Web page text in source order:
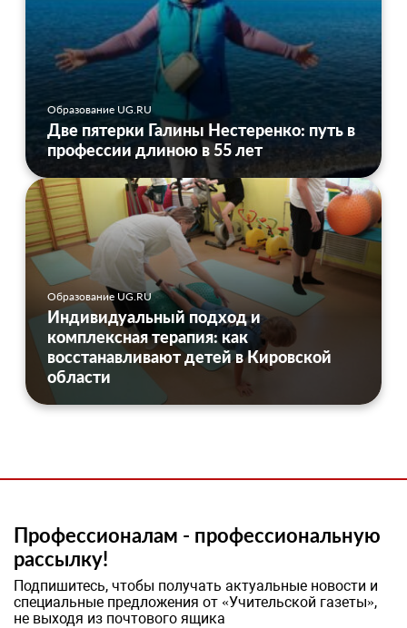
Образование UG.RU
Две пятерки Галины Нестеренко: путь в
профессии длиною в 55 лет
Образование UG.RU
Индивидуальный подход и
комплексная терапия: как
восстанавливают детей в Кировской
области
Профессионалам - профессиональную
рассылку!
Подпишитесь, чтобы получать актуальные новости и
специальные предложения от «Учительской газеты»,
не выходя из почтового ящика